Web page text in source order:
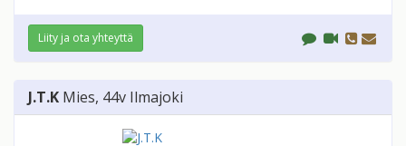
Liity ja ota yhteyttä
J.T.K Mies, 44v Ilmajoki